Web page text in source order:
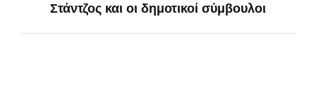
Στάντζος και οι δημοτικοί σύμβουλοι